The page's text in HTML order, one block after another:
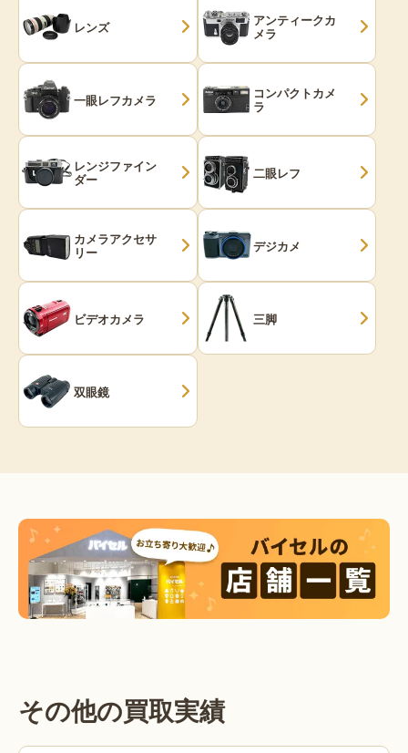
レンズ アンティークカ
メラ
一眼レフカメラ コンパクトカメ
ラ
レンジファイン
ダー 二眼レフ
カメラアクセサ
リー デジカメ
ビデオカメラ 三脚
双眼鏡
その他の買取実績